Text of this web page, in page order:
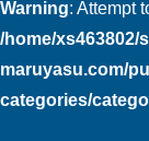
Warning: Attempt
/home/xs463802/
maruyasu.com/
categories/